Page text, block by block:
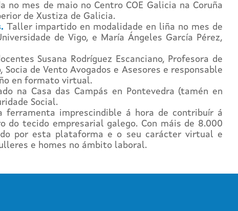
no mes de maio no Centro COE Galicia na Coruña
de Xustiza de Galicia.
Taller impartido en modalidade en liña no mes de
de Vigo, e María Ángeles García Pérez,
Susana Rodríguez Escanciano, Profesora de
de Vento Avogados e Asesores e responsable
en formato virtual.
na Casa das Campás en Pontevedra (tamén en
Social.
ferramenta imprescindible á hora de contribuír á
do tecido empresarial galego. Con máis de 8.000
por esta plataforma e o seu carácter virtual e
e homes no ámbito laboral.